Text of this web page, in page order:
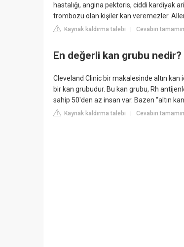
hastalığı, angina pektoris, ciddi kardiyak
trombozu olan kişiler kan veremezler.
Kaynak kaldırma talebi | Cevabın
En değerli kan grubu nedir?
Cleveland Clinic bir makalesinde altın kan
bir kan grubudur. Bu kan grubu, Rh
sahip 50'den az insan var. Bazen “altın
Kaynak kaldırma talebi | Cevabın